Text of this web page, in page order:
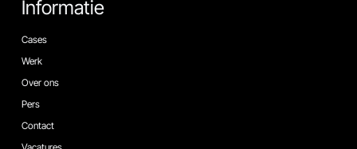
Informatie
Cases
Werk
Over ons
Pers
Contact